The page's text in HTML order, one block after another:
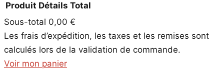
Produits
dans
le
panier
Produit Détails Total
Sous-total 0,00 €
Les frais d’expédition, les taxes et les remises sont
calculés lors de la validation de commande.
Voir mon panier